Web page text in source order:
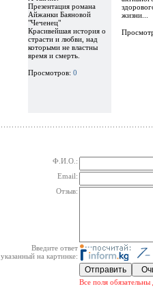
Презентация романа
Айжанки Баяновой
"Чеченец"
Красивейшая история о
страсти и любви, над
которыми не властны
время и смерть.
Просмотров: 0
жизни...
Ф.И.О.:
Email:
Отзыв:
Введите ответ
указанный на картинке:
Все поля обязательны